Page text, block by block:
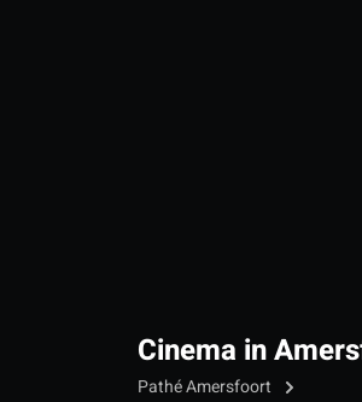
Cinema in
Pathé Amersfoort